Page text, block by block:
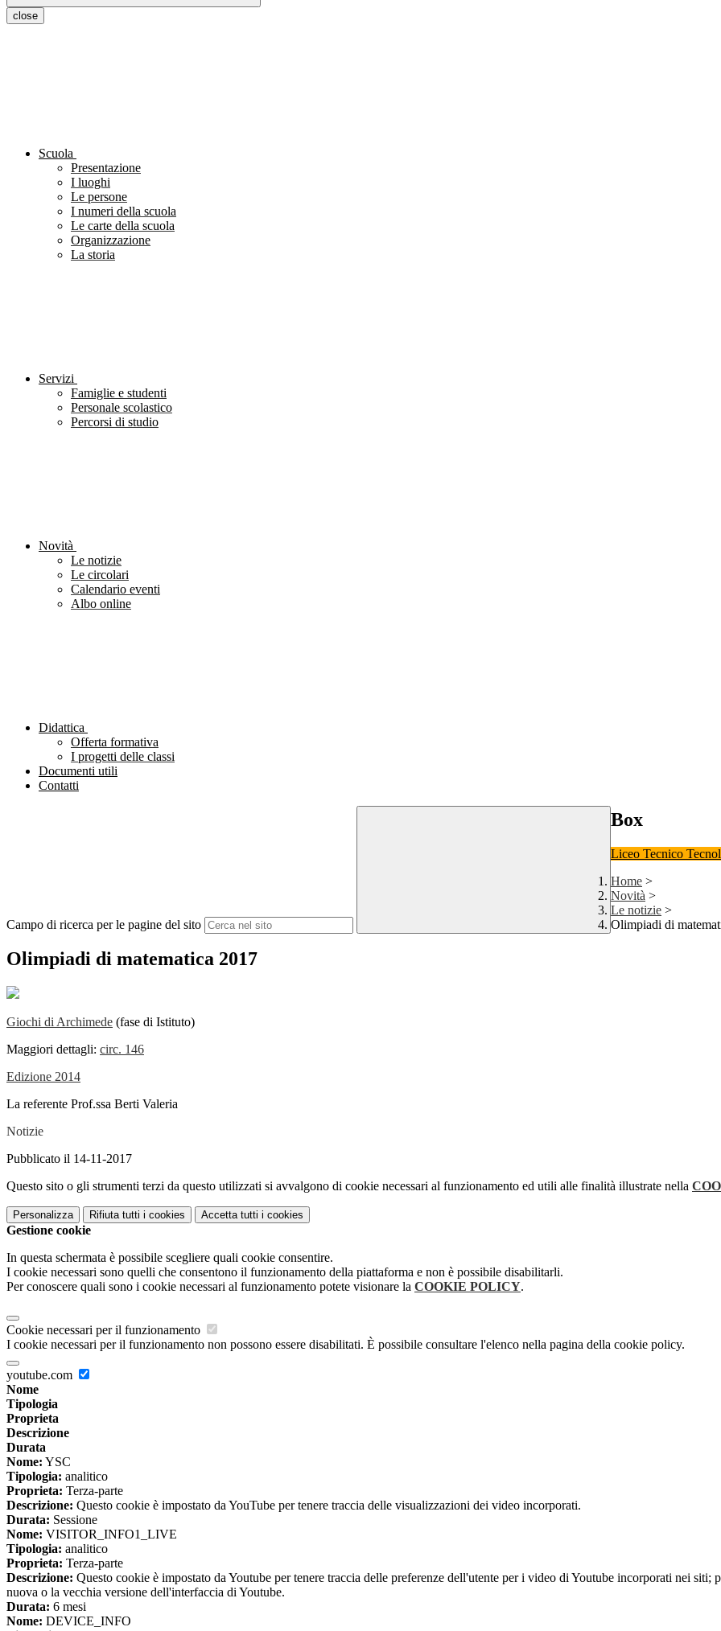
close
Scuola
Presentazione
I luoghi
Le persone
I numeri della scuola
Le carte della scuola
Organizzazione
La storia
Servizi
Famiglie e studenti
Personale scolastico
Percorsi di studio
Novità
Le notizie
Le circolari
Calendario eventi
Albo online
Didattica
Offerta formativa
I progetti delle classi
Documenti utili
Contatti
Campo di ricerca per le pagine del sito
Box
Liceo Tecnico
Home >
Novità >
Le notizie >
Olimpiadi di
Olimpiadi di matematica 2017
Giochi di Archimede (fase di Istituto)
Maggiori dettagli: circ. 146
Edizione 2014
La referente Prof.ssa Berti Valeria
Notizie
Pubblicato il 14-11-2017
Questo sito o gli strumenti terzi da questo utilizzati si avvalgono di cookie necessari al funzionamento ed utili alle finalità illustrate nella
Personalizza Rifiuta tutti i cookies Accetta tutti i cookies
Gestione cookie
In questa schermata è possibile scegliere quali cookie consentire.
I cookie necessari sono quelli che consentono il funzionamento della piattaforma e non è possibile disabilitarli.
Per conoscere quali sono i cookie necessari al funzionamento potete visionare la COOKIE POLICY.
Cookie necessari per il funzionamento
I cookie necessari per il funzionamento non possono essere disabilitati. È possibile consultare l'elenco nella pagina della cookie policy.
youtube.com
Nome
Tipologia
Proprieta
Descrizione
Durata
Nome: YSC
Tipologia: analitico
Proprieta: Terza-parte
Descrizione: Questo cookie è impostato da YouTube per tenere traccia delle visualizzazioni dei video incorporati.
Durata: Sessione
Nome: VISITOR_INFO1_LIVE
Tipologia: analitico
Proprieta: Terza-parte
Descrizione: Questo cookie è impostato da Youtube per tenere traccia delle preferenze dell'utente per i video di Youtube incorporati nei
nuova o la vecchia versione dell'interfaccia di Youtube.
Durata: 6 mesi
Nome: DEVICE_INFO